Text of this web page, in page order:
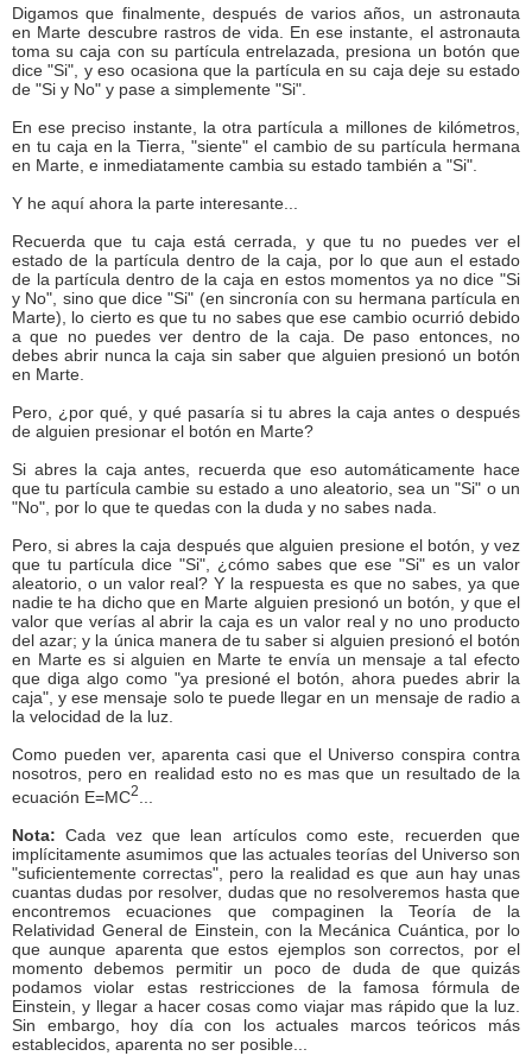
Digamos que finalmente, después de varios años, un astronauta
en Marte descubre rastros de vida. En ese instante, el astronauta
toma su caja con su partícula entrelazada, presiona un botón que
dice "Si", y eso ocasiona que la partícula en su caja deje su estado
de "Si y No" y pase a simplemente "Si".
En ese preciso instante, la otra partícula a millones de kilómetros,
en tu caja en la Tierra, "siente" el cambio de su partícula hermana
en Marte, e inmediatamente cambia su estado también a "Si".
Y he aquí ahora la parte interesante...
Recuerda que tu caja está cerrada, y que tu no puedes ver el
estado de la partícula dentro de la caja, por lo que aun el estado
de la partícula dentro de la caja en estos momentos ya no dice "Si
y No", sino que dice "Si" (en sincronía con su hermana partícula en
Marte), lo cierto es que tu no sabes que ese cambio ocurrió debido
a que no puedes ver dentro de la caja. De paso entonces, no
debes abrir nunca la caja sin saber que alguien presionó un botón
en Marte.
Pero, ¿por qué, y qué pasaría si tu abres la caja antes o después
de alguien presionar el botón en Marte?
Si abres la caja antes, recuerda que eso automáticamente hace
que tu partícula cambie su estado a uno aleatorio, sea un "Si" o un
"No", por lo que te quedas con la duda y no sabes nada.
Pero, si abres la caja después que alguien presione el botón, y vez
que tu partícula dice "Si", ¿cómo sabes que ese "Si" es un valor
aleatorio, o un valor real? Y la respuesta es que no sabes, ya que
nadie te ha dicho que en Marte alguien presionó un botón, y que el
valor que verías al abrir la caja es un valor real y no uno producto
del azar; y la única manera de tu saber si alguien presionó el botón
en Marte es si alguien en Marte te envía un mensaje a tal efecto
que diga algo como "ya presioné el botón, ahora puedes abrir la
caja", y ese mensaje solo te puede llegar en un mensaje de radio a
la velocidad de la luz.
Como pueden ver, aparenta casi que el Universo conspira contra
nosotros, pero en realidad esto no es mas que un resultado de la
ecuación E=MC2
Nota: Cada vez que lean artículos como este, recuerden que
implícitamente asumimos que las actuales teorías del Universo son
"suficientemente correctas", pero la realidad es que aun hay unas
cuantas dudas por resolver, dudas que no resolveremos hasta que
encontremos ecuaciones que compaginen la Teoría de la
Relatividad General de Einstein, con la Mecánica Cuántica, por lo
que aunque aparenta que estos ejemplos son correctos, por el
momento debemos permitir un poco de duda de que quizás
podamos violar estas restricciones de la famosa fórmula de
Einstein, y llegar a hacer cosas como viajar mas rápido que la luz.
Sin embargo, hoy día con los actuales marcos teóricos más
establecidos, aparenta no ser posible...